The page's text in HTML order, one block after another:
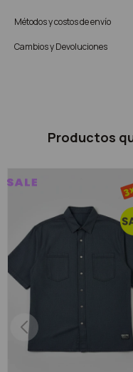
Métodos y costos de envío
Cambios y Devoluciones
Productos